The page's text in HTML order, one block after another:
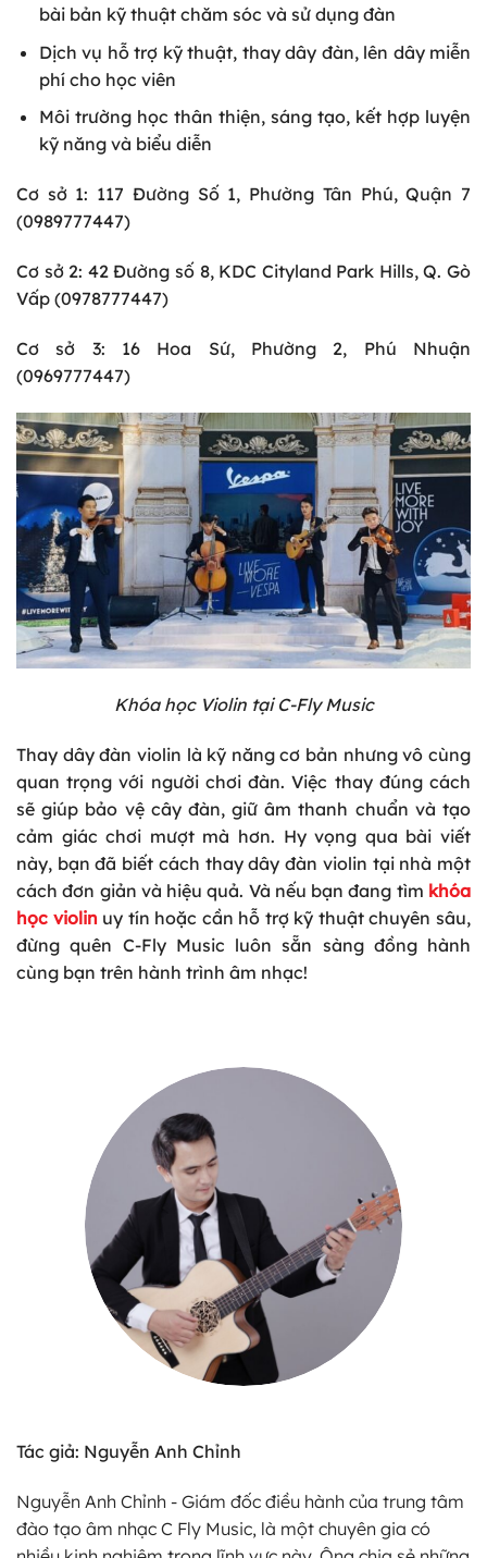
bài bản kỹ thuật chăm sóc và sử dụng đàn
Dịch vụ hỗ trợ kỹ thuật, thay dây đàn, lên dây miễn
phí cho học viên
Môi trường học thân thiện, sáng tạo, kết hợp luyện
kỹ năng và biểu diễn
Cơ sở 1: 117 Đường Số 1, Phường Tân Phú, Quận 7
(0989777447)
Cơ sở 2: 42 Đường số 8, KDC Cityland Park Hills, Q. Gò
Vấp (0978777447)
Cơ sở 3: 16 Hoa Sứ, Phường 2, Phú Nhuận
(0969777447)
Khóa học Violin tại C-Fly Music
Thay dây đàn violin là kỹ năng cơ bản nhưng vô cùng
quan trọng với người chơi đàn. Việc thay đúng cách
sẽ giúp bảo vệ cây đàn, giữ âm thanh chuẩn và tạo
cảm giác chơi mượt mà hơn. Hy vọng qua bài viết
này, bạn đã biết cách thay dây đàn violin tại nhà một
cách đơn giản và hiệu quả. Và nếu bạn đang tìm khóa
học violin uy tín hoặc cần hỗ trợ kỹ thuật chuyên sâu,
đừng quên C-Fly Music luôn sẵn sàng đồng hành
cùng bạn trên hành trình âm nhạc!
Tác giả: Nguyễn Anh Chỉnh
Nguyễn Anh Chỉnh - Giám đốc điều hành của trung tâm
đào tạo âm nhạc C Fly Music, là một chuyên gia có